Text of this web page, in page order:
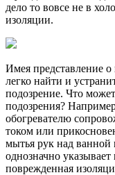
дело то вовсе не в
изоляции.
Имея представление о
легко найти и
подозрение. Что
подозрения?
обогревателю
током или
мытья рук над
однозначно
поврежденная